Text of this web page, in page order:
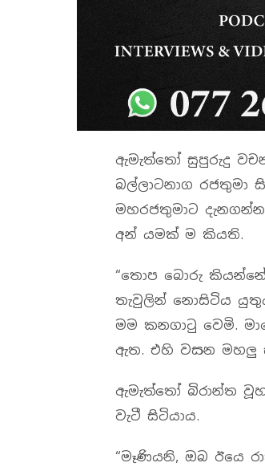
ඇමැත්තෝ සුපුරුදු
බල්ලාටනාග රජතුමා
මහරජතුමාට
අන් යමක් ම කියති.
“තොප බොරු
තැවුලින් නොසිටිය
මම කනගාටු වෙමි.
ඇත. එහි වසන මහලු
ඇමැත්තෝ බිරාන්ත
වැටී සිටියාය.
“මෑණියනි, ඔබ ඊයෙ